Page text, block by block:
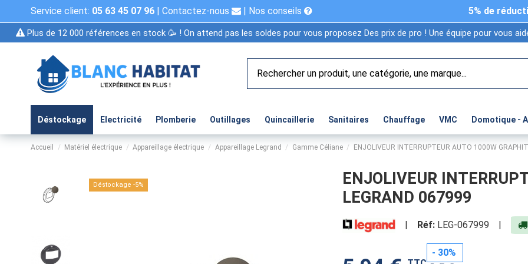
Service client: 05 63 45 07 96 | Contactez-nous | Nos conseils 5% de
Plus de 12 000 références en stock 🥳 ! On attend pas les soldes pour vous proposez Des prix de pro ! Une équipe pour vous
Déstockage Electricité Plomberie Outillages Quincaillerie Sanitaires Chauffage VMC Domotique -
Accueil Matériel électrique Appareillage électrique Appareillage Legrand Gamme Céliane ENJOLIVEUR INTERRUPTEUR AUTO 1000W
Déstockage -5%
ENJOLIVEUR
LEGRAND 067999
Réf: LEG-067999
- 30%